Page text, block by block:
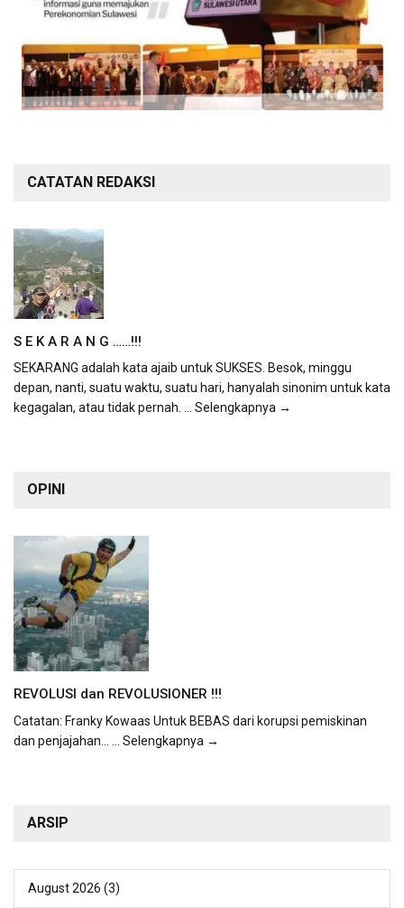
CATATAN REDAKSI
S E K A R A N G ……!!!
SEKARANG adalah kata ajaib untuk SUKSES. Besok, minggu
depan, nanti, suatu waktu, suatu hari, hanyalah sinonim untuk kata
kegagalan, atau tidak pernah. ... Selengkapnya →
OPINI
REVOLUSI dan REVOLUSIONER !!!
Catatan: Franky Kowaas Untuk BEBAS dari korupsi pemiskinan
dan penjajahan...
... Selengkapnya →
ARSIP
August 2026 (3)